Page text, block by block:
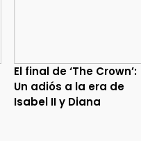
El final de ‘The Crown’:
Un adiós a la era de
Isabel II y Diana